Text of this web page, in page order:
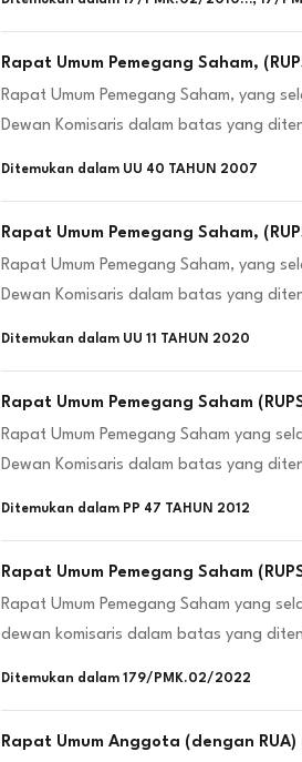
Rapat Umum Pemegang Saham,
Rapat Umum Pemegang Saham, yang
Dewan Komisaris dalam batas yang
Ditemukan dalam UU 40 TAHUN 2007
Rapat Umum Pemegang Saham,
Rapat Umum Pemegang Saham, yang
Dewan Komisaris dalam batas yang
Ditemukan dalam UU 11 TAHUN 2020
Rapat Umum Pemegang Saham
Rapat Umum Pemegang Saham yang
Dewan Komisaris dalam batas yang
Ditemukan dalam PP 47 TAHUN 2012
Rapat Umum Pemegang Saham
Rapat Umum Pemegang Saham yang
dewan komisaris dalam batas yang
Ditemukan dalam 179/PMK.02/2022
Rapat Umum Anggota (dengan RUA)